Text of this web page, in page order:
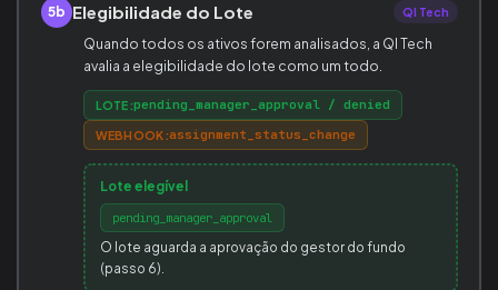
5b Elegibilidade do Lote QI Tech
Quando todos os ativos forem analisados, a QI Tech
avalia a elegibilidade do lote como um todo.
LOTE:pending_manager_approval / denied
WEBHOOK:assignment_status_change
Lote elegível
pending_manager_approval
O lote aguarda a aprovação do gestor do fundo
(passo 6).